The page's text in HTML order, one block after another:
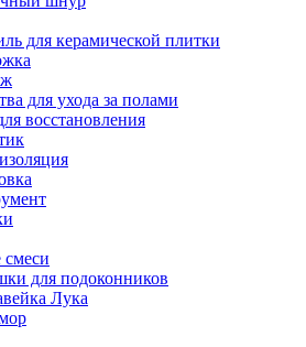
для керамической плитки
для ухода за полами
восстановления
для подоконников
Лука